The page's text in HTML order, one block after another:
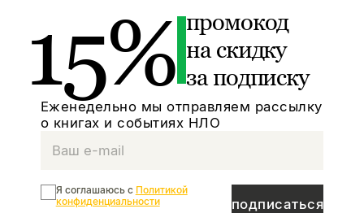
15% промокод
на скидку
за подписку
Еженедельно мы отправляем рассылку
о книгах и событиях НЛО
подписаться
Я соглашаюсь с Политикой
конфиденциальности